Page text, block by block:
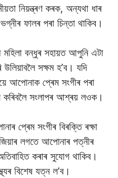
নিয়ন্ত্ৰণ কৰক, অন্যথা ধাৰ
ফালৰ পৰা চিন্তা থাকিব।
মহিলা বন্ধুৰ সহায়ত আপুনি এটা
উলিয়াবলৈ সক্ষম হ’ব। যদি
আপোনাক প্ৰেম সংগীৰ পৰা
কৰিবলৈ সংলাপৰ আশ্ৰয় লওক।
প্ৰেম সংগীৰ বিৰক্তি ৰক্ষা
লগতে আপোনাৰ পত্নীৰ
কৰাৰ সুযোগ থাকিব।
বিশেষ যত্ন ল’ব।